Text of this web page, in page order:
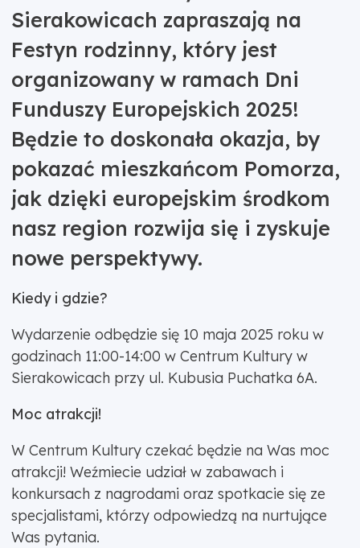
Sierakowicach zapraszają na
Festyn rodzinny, który jest
organizowany w ramach Dni
Funduszy Europejskich 2025!
Będzie to doskonała okazja, by
pokazać mieszkańcom Pomorza,
jak dzięki europejskim środkom
nasz region rozwija się i zyskuje
nowe perspektywy.
Kiedy i gdzie?
Wydarzenie odbędzie się 10 maja 2025 roku w
godzinach 11:00-14:00 w Centrum Kultury w
Sierakowicach przy ul. Kubusia Puchatka 6A.
Moc atrakcji!
W Centrum Kultury czekać będzie na Was moc
atrakcji! Weźmiecie udział w zabawach i
konkursach z nagrodami oraz spotkacie się ze
specjalistami, którzy odpowiedzą na nurtujące
Was pytania.